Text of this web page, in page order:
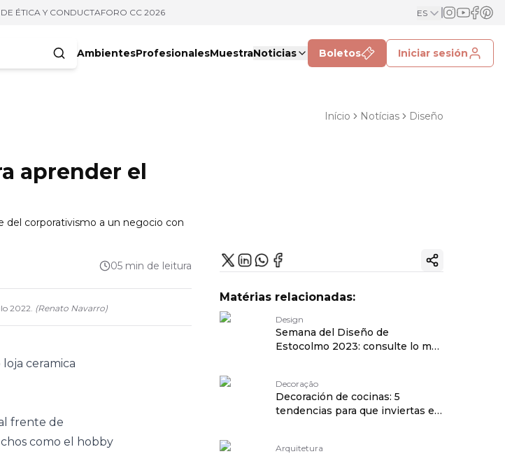
ÉTICA Y CONDUCTAFORO CC 2026 ES
AmbientesProfesionalesMuestraNoticias Boletos Iniciar sesión
Início Notícias Diseño
aprender el
del corporativismo a un negocio con
05 min de leitura
2022. (Renato Navarro)
frente de
como el hobby
Copiar enlace
Matérias relacionadas:
Design
Semana del Diseño de
Estocolmo 2023: consulte lo más
Decoração
Decoración de cocinas: 5
tendencias para que inviertas en
Arquitetura